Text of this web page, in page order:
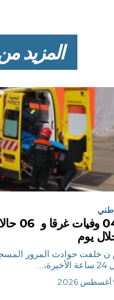
المزيد
04
يوم
م ن خلفت حوادث المرور